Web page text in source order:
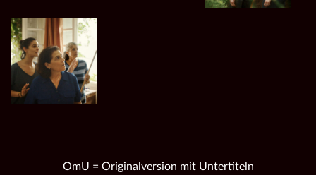
OmU = Originalversion mit Untertiteln